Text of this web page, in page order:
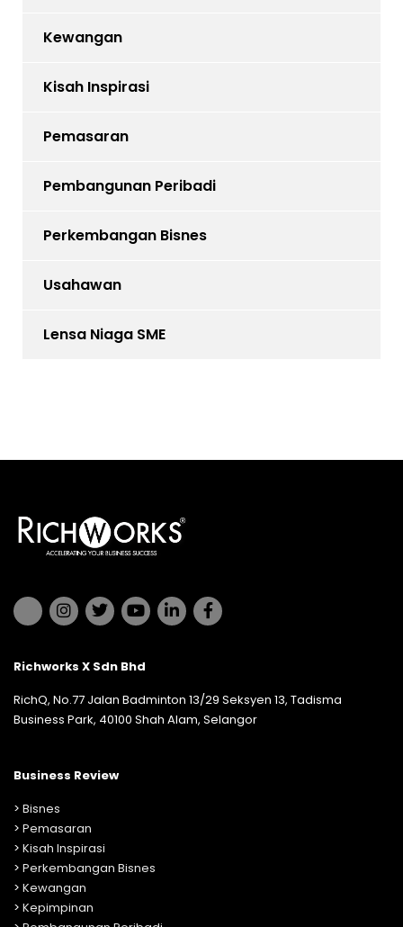
Kewangan
Kisah Inspirasi
Pemasaran
Pembangunan Peribadi
Perkembangan Bisnes
Usahawan
Lensa Niaga SME
Richworks X Sdn Bhd
RichQ, No.77 Jalan Badminton 13/29 Seksyen 13, Tadisma
Business Park, 40100 Shah Alam, Selangor
Business Review
> Bisnes
> Pemasaran
> Kisah Inspirasi
> Perkembangan Bisnes
> Kewangan
> Kepimpinan